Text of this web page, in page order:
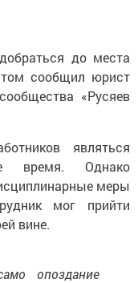
до места
сообщил юрист
«Русяев
являться
время. Однако
меры
мог прийти
вине.
опоздание